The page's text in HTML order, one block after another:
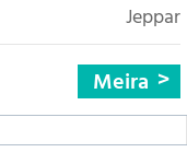
Jeppar
Meira